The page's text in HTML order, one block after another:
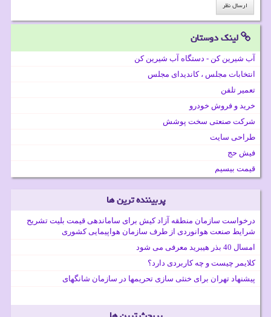
لینک دوستان
آب شیرین کن - دستگاه آب شیرین کن
انتخابات مجلس ، کاندیدای مجلس
تعمیر تلفن
خرید و فروش خودرو
شرکت صنعتی سخت پوشش
طراحی سایت
فیش حج
قیمت بیسیم
پربیننده ترین ها
درخواست سازمان منطقه آزاد کیش برای ساماندهی قیمت بلیت تشریح
شرایط صنعت هوانوردی از طرف سازمان هواپیمایی کشوری
امسال 40 بذر هیبرید معرفی می شود
کلایمر چیست و چه کاربردی دارد؟
پیشنهاد تهران برای خنثی سازی تحریمها در سازمان شانگهای